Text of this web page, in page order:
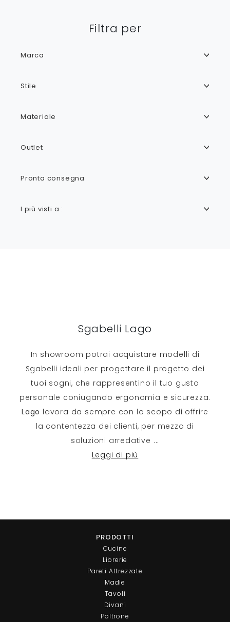
Filtra per
Marca
Stile
Materiale
Outlet
Pronta consegna
I più visti a :
Sgabelli Lago
In showroom potrai acquistare modelli di
Sgabelli ideali per progettare il progetto dei
tuoi sogni, che rappresentino il tuo gusto
personale coniugando ergonomia e sicurezza.
Lago lavora da sempre con lo scopo di offrire
la contentezza dei clienti, per mezzo di
soluzioni arredative ...
Leggi di più
PRODOTTI
Cucine
Librerie
Pareti Attrezzate
Madie
Tavoli
Divani
Poltrone